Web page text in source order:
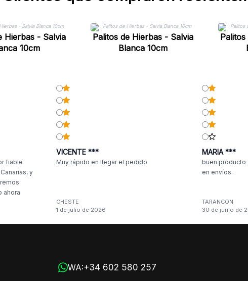
Hierbas - Salvia
10cm
Palitos de Hierbas - Salvia
Blanca 10cm
fiable
y
ahora
muy
y, sin
VICENTE ***
Muy rápido en llegar el pedido
CHESTE
1 de julio de 2026
MARIA ***
buen producto
en envíos.
TARANCON
30 de junio de
WA:+34 602 580 257